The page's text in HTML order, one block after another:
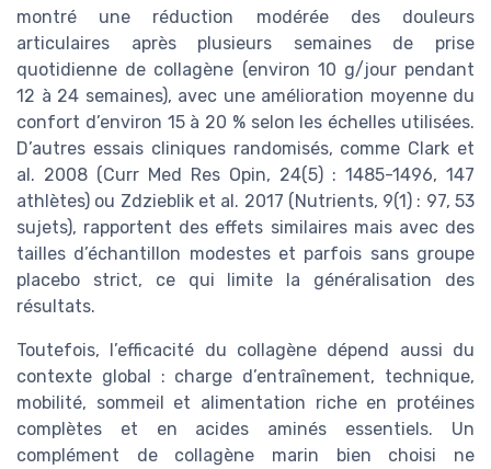
montré une réduction modérée des douleurs
articulaires après plusieurs semaines de prise
quotidienne de collagène (environ 10 g/jour pendant
12 à 24 semaines), avec une amélioration moyenne du
confort d’environ 15 à 20 % selon les échelles utilisées.
D’autres essais cliniques randomisés, comme Clark et
al. 2008 (Curr Med Res Opin, 24(5) : 1485-1496, 147
athlètes) ou Zdzieblik et al. 2017 (Nutrients, 9(1) : 97, 53
sujets), rapportent des effets similaires mais avec des
tailles d’échantillon modestes et parfois sans groupe
placebo strict, ce qui limite la généralisation des
résultats.
Toutefois, l’efficacité du collagène dépend aussi du
contexte global : charge d’entraînement, technique,
mobilité, sommeil et alimentation riche en protéines
complètes et en acides aminés essentiels. Un
complément de collagène marin bien choisi ne